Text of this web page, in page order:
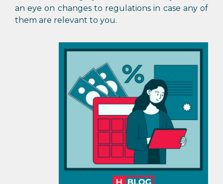
an eye on changes to regulations in case any of
them are relevant to you.